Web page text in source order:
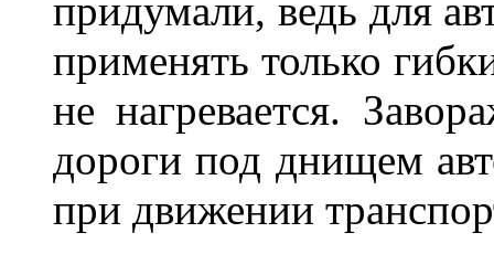
придумали, ведь для
применять только
не нагревается.
дороги под днищем
при движении